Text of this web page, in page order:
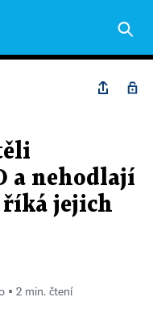
a nehodlají
říká jejich
▪ 2 min. čtení